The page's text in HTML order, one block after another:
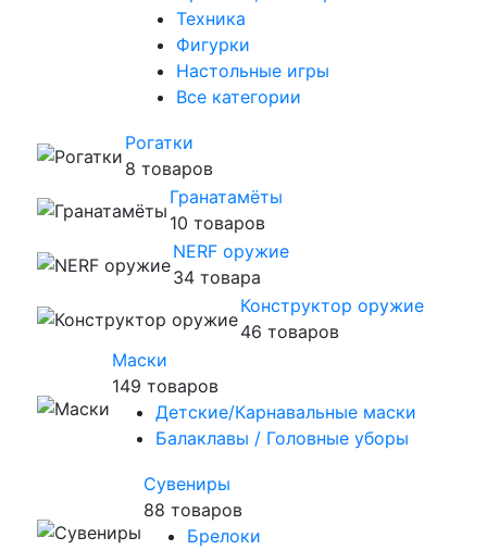
Техника
Фигурки
Настольные игры
Все категории
Рогатки
8 товаров
Гранатамёты
10 товаров
NERF оружие
34 товара
Конструктор оружие
46 товаров
Маски
149 товаров
Детские/Карнавальные маски
Балаклавы / Головные уборы
Сувениры
88 товаров
Брелоки